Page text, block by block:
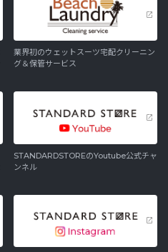
業界初のウェットスーツ宅配クリーニン
グ＆保管サービス
STANDARDSTOREのYoutube公式チャ
ンネル